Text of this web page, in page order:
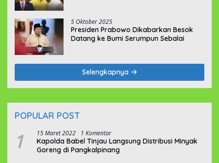
5 Oktober 2025
Presiden Prabowo Dikabarkan Besok
Datang ke Bumi Serumpun Sebalai
Selengkapnya
POPULAR POST
1 15 Maret 2022 1 Komentar
Kapolda Babel Tinjau Langsung Distribusi Minyak
Goreng di Pangkalpinang